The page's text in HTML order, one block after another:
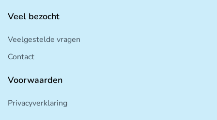
Veel bezocht
Veelgestelde vragen
Contact
Voorwaarden
Privacyverklaring